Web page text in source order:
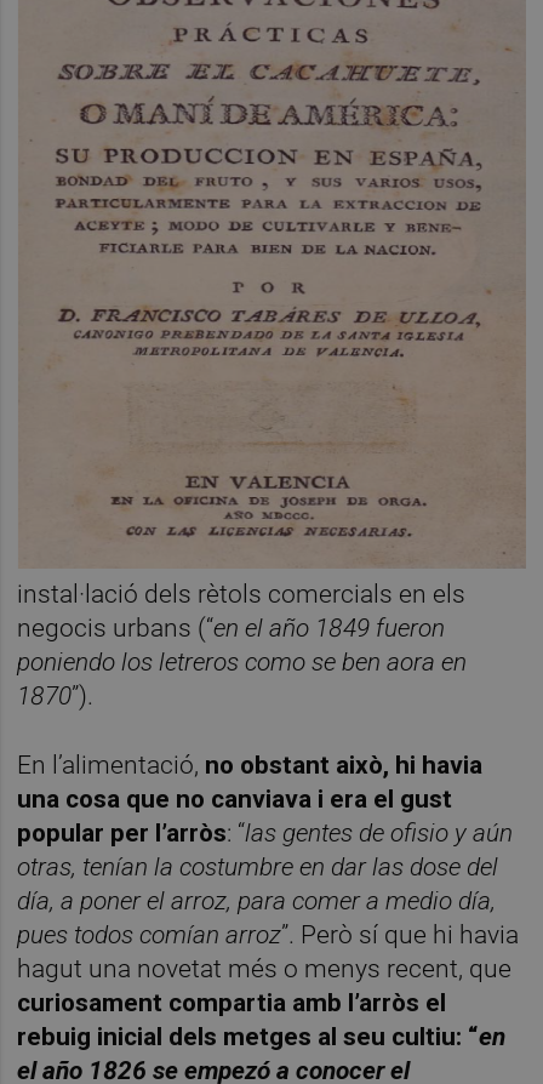
instal·lació dels rètols comercials en els
negocis urbans (“en el año 1849 fueron
poniendo los letreros como se ben aora en
1870”).
En l’alimentació, no obstant això, hi havia
una cosa que no canviava i era el gust
popular per l’arròs: “las gentes de ofisio y aún
otras, tenían la costumbre en dar las dose del
día, a poner el arroz, para comer a medio día,
pues todos comían arroz”. Però sí que hi havia
hagut una novetat més o menys recent, que
curiosament compartia amb l’arròs el
rebuig inicial dels metges al seu cultiu: “en
el año 1826 se empezó a conocer el